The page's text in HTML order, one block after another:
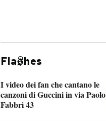
Fla hes
I video dei fan che cantano le
canzoni di Guccini in via Paolo
Fabbri 43